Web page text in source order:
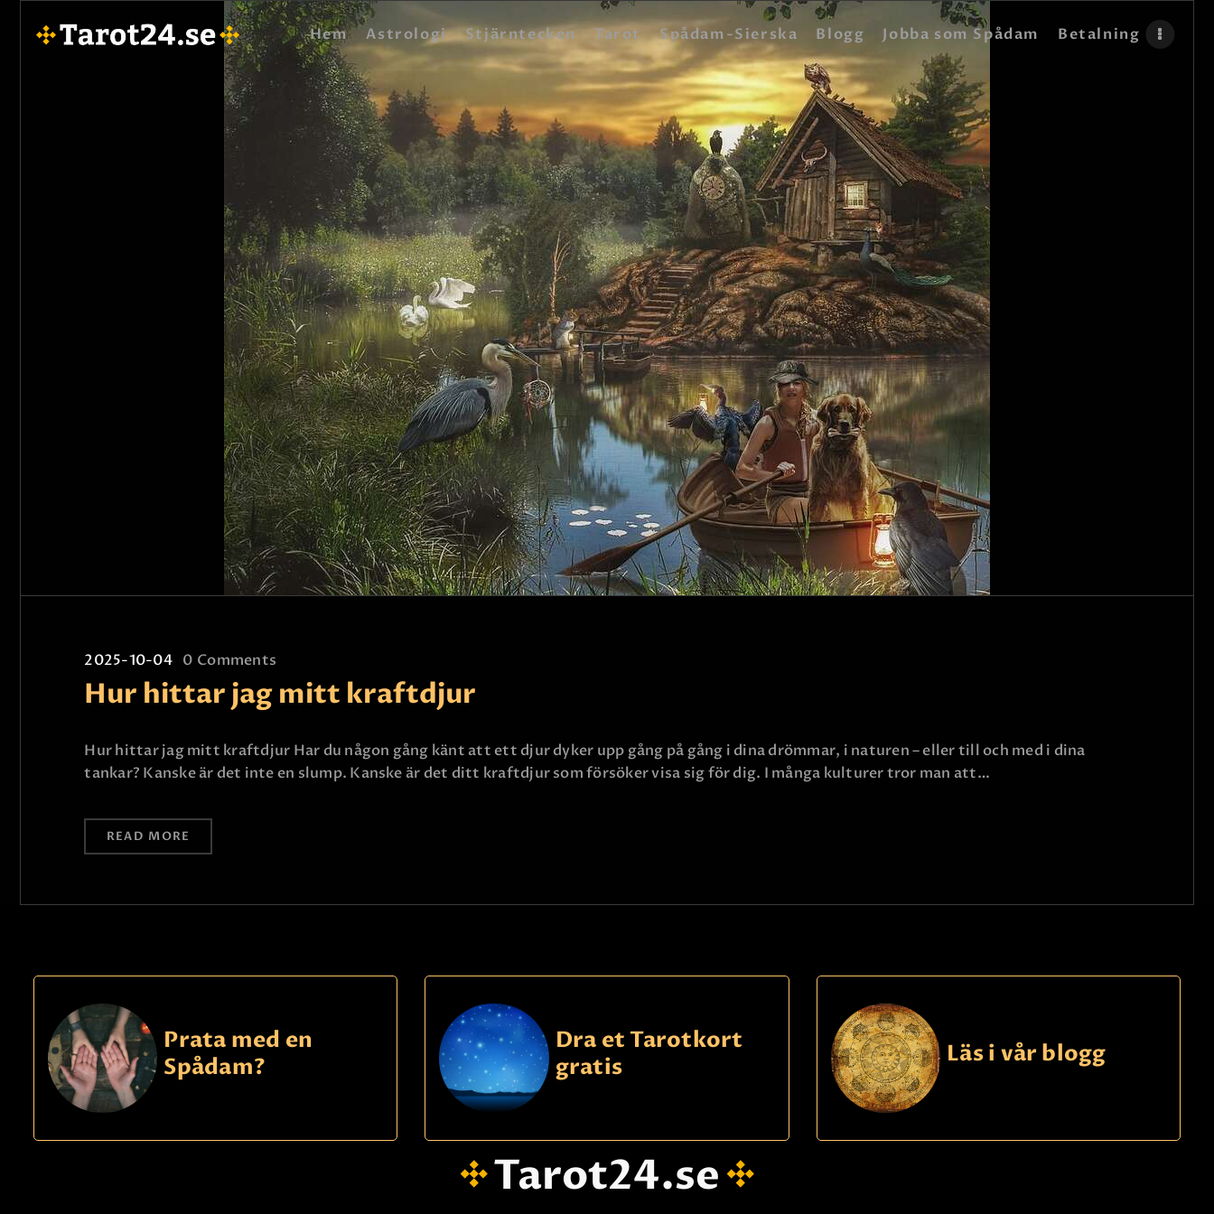
Hem Astrologi Stjärntecken Tarot Spådam-Sierska Blogg Jobba som Spådam Betalning
HEM
ASTROLOGI
STJÄRNTECKEN
TAROT
SPÅDAM-SIERSKA
BLOGG
JOBBA SOM SPÅDAM
BETALNING
FAQ
KONTAKTA OSS
2025-10-04 0 Comments
Hur hittar jag mitt kraftdjur
Hur hittar jag mitt kraftdjur Har du någon gång känt att ett djur dyker upp gång på gång i dina drömmar, i naturen – eller till och med i dina
tankar? Kanske är det inte en slump. Kanske är det ditt kraftdjur som försöker visa sig för dig. I många kulturer tror man att…
READ MORE
Prata med en
Spådam?
Dra et Tarotkort
gratis
Läs i vår blogg
Tarot24.se